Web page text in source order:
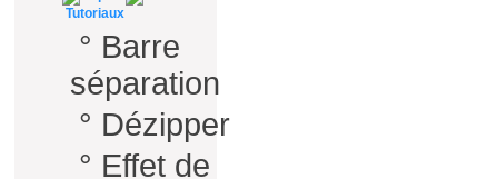
Tutoriaux
° Barre
séparation
° Dézipper
° Effet de